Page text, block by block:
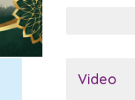
Video